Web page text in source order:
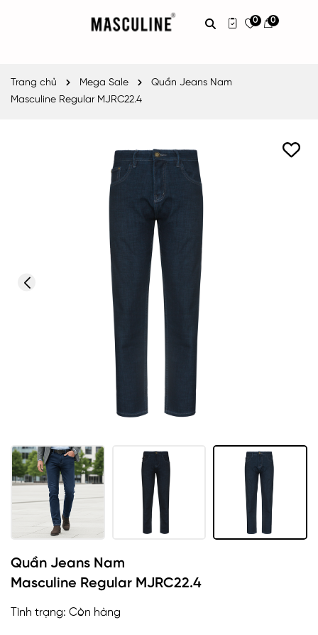
0 0
Trang chủ Mega Sale
Quần Jeans Nam
Masculine Regular MJRC22.4
Quần Jeans Nam
Masculine Regular MJRC22.4
Tình trạng: Còn hàng